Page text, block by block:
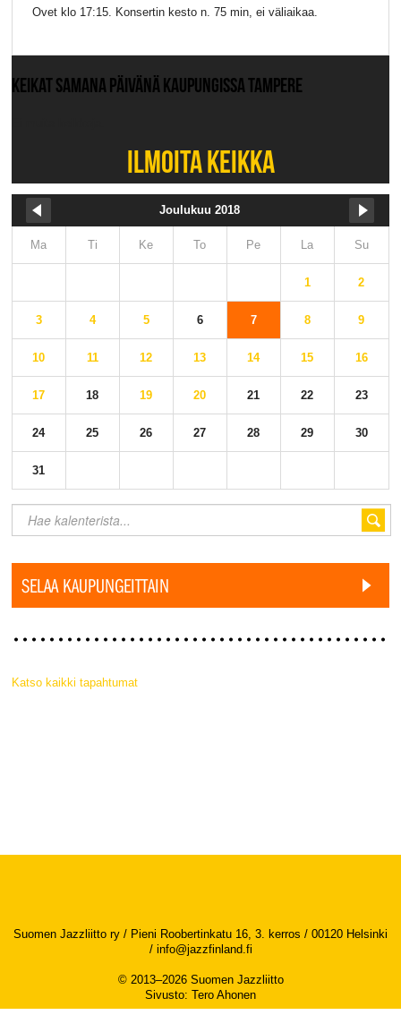
Ovet klo 17:15. Konsertin kesto n. 75 min, ei väliaikaa.
KEIKAT SAMANA PÄIVÄNÄ KAUPUNGISSA TAMPERE
ILMOITA KEIKKA
Joulukuu 2018
Ma Ti Ke To Pe La Su
1 2
3 4 5 6 7 8 9
10 11 12 13 14 15 16
17 18 19 20 21 22 23
24 25 26 27 28 29 30
31
SELAA KAUPUNGEITTAIN
Katso kaikki tapahtumat
Suomen Jazzliitto ry / Pieni Roobertinkatu 16, 3. kerros / 00120 Helsinki
/ info@jazzfinland.fi
© 2013–2026 Suomen Jazzliitto
Sivusto: Tero Ahonen